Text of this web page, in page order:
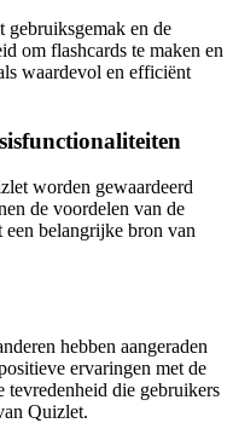
en de
om flashcards te maken en
waardevol en efficiënt
worden gewaardeerd
de voordelen van de
een belangrijke bron van
hebben aangeraden
ervaringen met de
die gebruikers
Quizlet.